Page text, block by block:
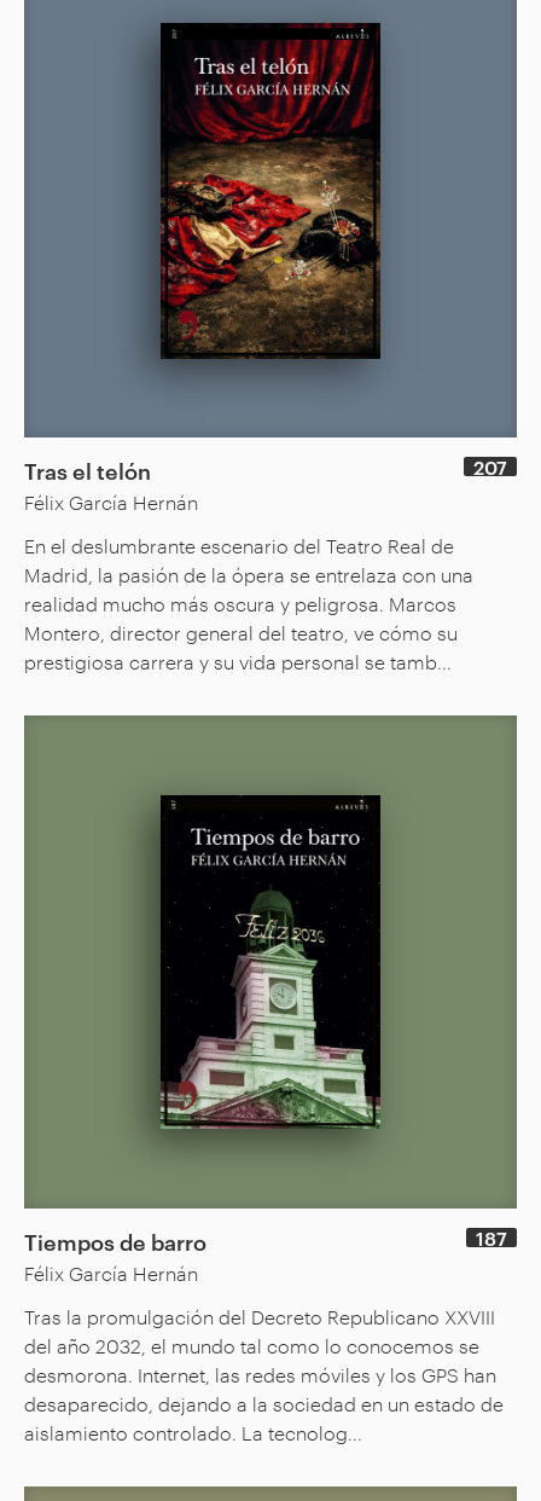
Tras el telón
Félix García Hernán
207
En el deslumbrante escenario del Teatro Real de
Madrid, la pasión de la ópera se entrelaza con una
realidad mucho más oscura y peligrosa. Marcos
Montero, director general del teatro, ve cómo su
prestigiosa carrera y su vida personal se tamb...
Tiempos de barro
Félix García Hernán
187
Tras la promulgación del Decreto Republicano XXVIII
del año 2032, el mundo tal como lo conocemos se
desmorona. Internet, las redes móviles y los GPS han
desaparecido, dejando a la sociedad en un estado de
aislamiento controlado. La tecnolog...